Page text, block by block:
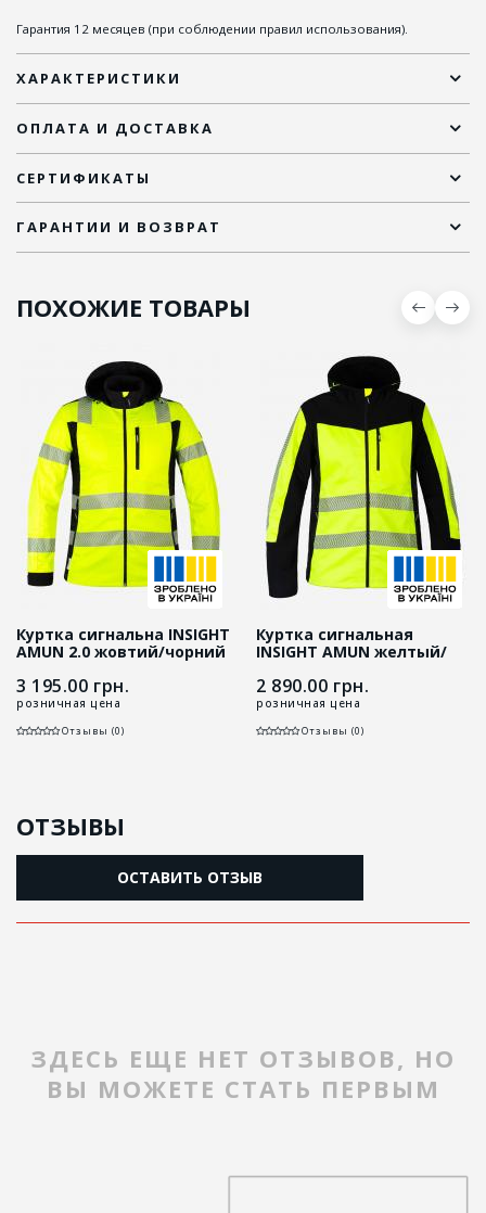
Гарантия 12 месяцев (при соблюдении правил использования).
ХАРАКТЕРИСТИКИ
ОПЛАТА И ДОСТАВКА
СЕРТИФИКАТЫ
ГАРАНТИИ И ВОЗВРАТ
ПОХОЖИЕ ТОВАРЫ
Куртка сигнальна INSIGHT
AMUN 2.0 жовтий/чорний
3 195.00 грн.
розничная цена
Отзывы (0)
Куртка сигнальная
INSIGHT AMUN желтый/
2 890.00 грн.
розничная цена
Отзывы (0)
ОТЗЫВЫ
ОСТАВИТЬ ОТЗЫВ
ЗДЕСЬ ЕЩЕ НЕТ ОТЗЫВОВ, НО
ВЫ МОЖЕТЕ СТАТЬ ПЕРВЫМ